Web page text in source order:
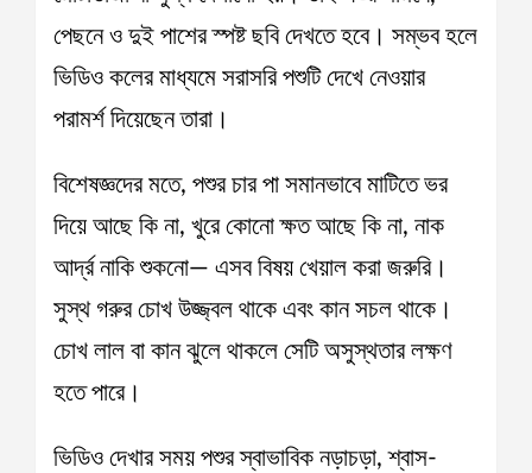
পেছনে ও দুই পাশের স্পষ্ট ছবি দেখতে হবে। সম্ভব হলে
ভিডিও কলের মাধ্যমে সরাসরি পশুটি দেখে নেওয়ার
পরামর্শ দিয়েছেন তারা।
বিশেষজ্ঞদের মতে, পশুর চার পা সমানভাবে মাটিতে ভর
দিয়ে আছে কি না, খুরে কোনো ক্ষত আছে কি না, নাক
আর্দ্র নাকি শুকনো— এসব বিষয় খেয়াল করা জরুরি।
সুস্থ গরুর চোখ উজ্জ্বল থাকে এবং কান সচল থাকে।
চোখ লাল বা কান ঝুলে থাকলে সেটি অসুস্থতার লক্ষণ
হতে পারে।
ভিডিও দেখার সময় পশুর স্বাভাবিক নড়াচড়া, শ্বাস-